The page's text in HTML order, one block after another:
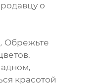
о
Обрежьте
красотой